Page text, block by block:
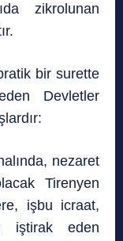
zikrolunan
bir surette
Devletler
nezaret
Tirenyen
işbu icraat,
iştirak eden